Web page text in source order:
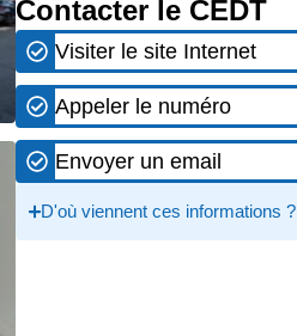
Contacter le CEDT
Visiter le site Internet
Appeler le numéro
Envoyer un email
D'où viennent ces informations ?